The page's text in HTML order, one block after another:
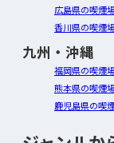
広島県の喫煙
香川県の喫煙
九州・沖縄
福岡県の喫煙
熊本県の喫煙
鹿児島県の喫